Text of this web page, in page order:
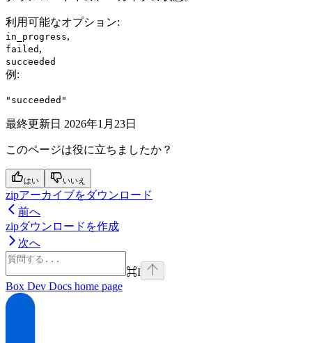
利用可能なオプション:
in_progress,
failed ,
succeeded
例 :
"succeeded"
最終更新日 2026年1月23日
このページは役に立ちましたか？
はい いいえ
zipアーカイブをダウンロード
前へ
zipダウンロードを作成
次へ
⌘I
Box Dev Docs home page